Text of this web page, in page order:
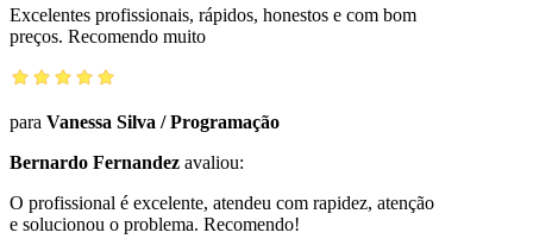
Excelentes profissionais, rápidos, honestos e com bom
preços. Recomendo muito
para Vanessa Silva /Programação
Bernardo Fernandez avaliou:
O profissional é excelente, atendeu com rapidez, atenção
e solucionou o problema. Recomendo!